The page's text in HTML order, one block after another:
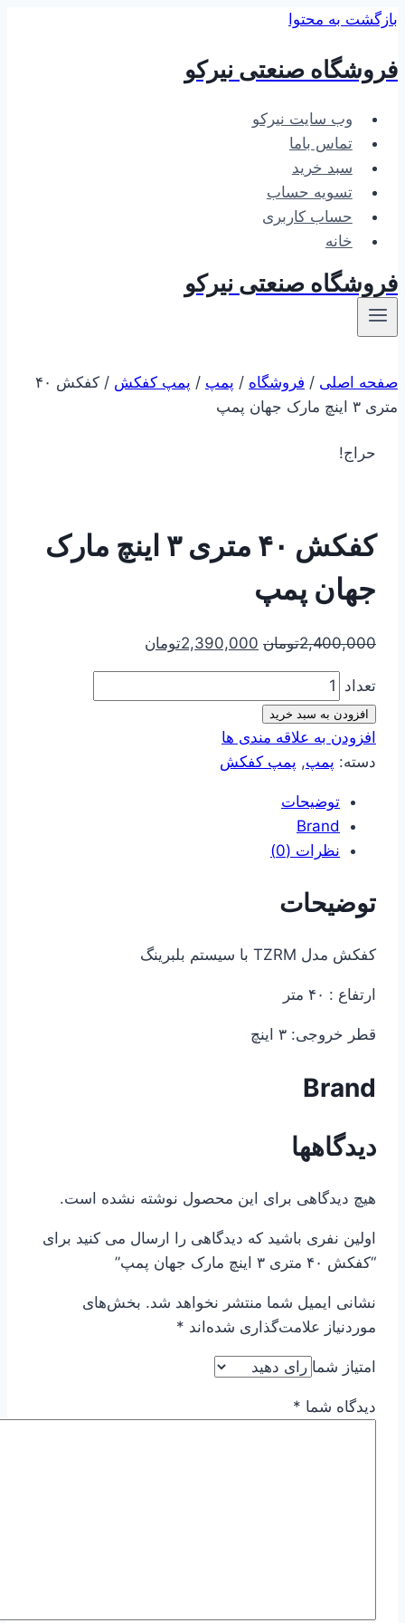
بازگشت به محتوا
فروشگاه صنعتی نیرکو
وب سایت نیرکو
تماس باما
سبد خرید
تسویه حساب
حساب کاربری
خانه
فروشگاه صنعتی نیرکو
صفحه اصلی / فروشگاه / پمپ / پمپ کفکش /
کفکش ۴۰
متری ۳ اینچ مارک جهان پمپ
حراج!
کفکش ۴۰ متری ۳ اینچ مارک
جهان پمپ
2,400,000تومان 2,390,000تومان
تعداد
افزودن به سبد خرید
افزودن به علاقه مندی ها
دسته: پمپ, پمپ کفکش
توضیحات
Brand
نظرات (0)
توضیحات
کفکش مدل TZRM با سیستم بلبرینگ
ارتفاع : ۴۰ متر
قطر خروجی: ۳ اینچ
Brand
دیدگاهها
هیچ دیدگاهی برای این محصول نوشته نشده است.
اولین نفری باشید که دیدگاهی را ارسال می کنید برای
“کفکش ۴۰ متری ۳ اینچ مارک جهان پمپ”
نشانی ایمیل شما منتشر نخواهد شد. بخش‌های
موردنیاز علامت‌گذاری شده‌اند *
امتیاز شما
دیدگاه شما *